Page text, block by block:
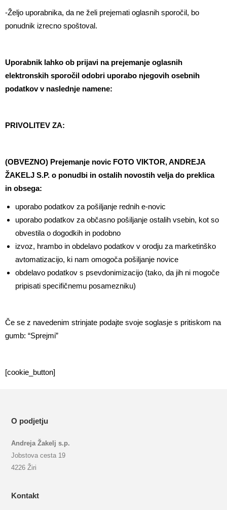
-Željo uporabnika, da ne želi prejemati oglasnih sporočil, bo
ponudnik izrecno spoštoval.
Uporabnik lahko ob prijavi na prejemanje oglasnih
elektronskih sporočil odobri uporabo njegovih osebnih
podatkov v naslednje namene:
PRIVOLITEV ZA:
(OBVEZNO) Prejemanje novic FOTO VIKTOR, ANDREJA
ŽAKELJ S.P. o ponudbi in ostalih novostih velja do preklica
in obsega:
uporabo podatkov za pošiljanje rednih e-novic
uporabo podatkov za občasno pošiljanje ostalih vsebin, kot so
obvestila o dogodkih in podobno
izvoz, hrambo in obdelavo podatkov v orodju za marketinško
avtomatizacijo, ki nam omogoča pošiljanje novice
obdelavo podatkov s psevdonimizacijo (tako, da jih ni mogoče
pripisati specifičnemu posamezniku)
Če se z navedenim strinjate podajte svoje soglasje s pritiskom na
gumb: “Sprejmi”
[cookie_button]
O podjetju
Andreja Žakelj s.p.
Jobstova cesta 19
4226 Žiri
Kontakt